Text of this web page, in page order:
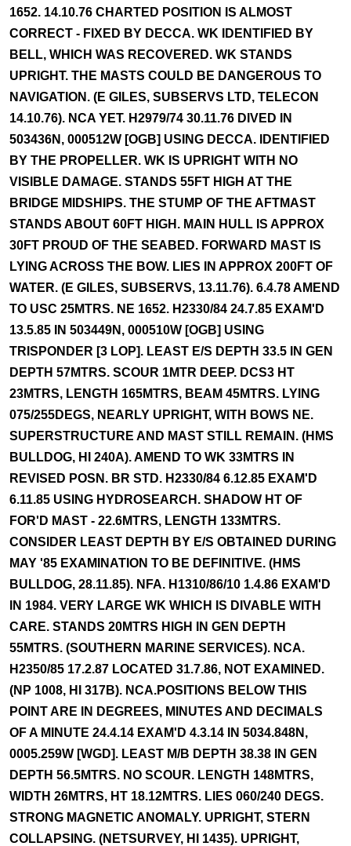
1652. 14.10.76 CHARTED POSITION IS ALMOST
CORRECT - FIXED BY DECCA. WK IDENTIFIED BY
BELL, WHICH WAS RECOVERED. WK STANDS
UPRIGHT. THE MASTS COULD BE DANGEROUS TO
NAVIGATION. (E GILES, SUBSERVS LTD, TELECON
14.10.76). NCA YET. H2979/74 30.11.76 DIVED IN
503436N, 000512W [OGB] USING DECCA. IDENTIFIED
BY THE PROPELLER. WK IS UPRIGHT WITH NO
VISIBLE DAMAGE. STANDS 55FT HIGH AT THE
BRIDGE MIDSHIPS. THE STUMP OF THE AFTMAST
STANDS ABOUT 60FT HIGH. MAIN HULL IS APPROX
30FT PROUD OF THE SEABED. FORWARD MAST IS
LYING ACROSS THE BOW. LIES IN APPROX 200FT OF
WATER. (E GILES, SUBSERVS, 13.11.76). 6.4.78 AMEND
TO USC 25MTRS. NE 1652. H2330/84 24.7.85 EXAM'D
13.5.85 IN 503449N, 000510W [OGB] USING
TRISPONDER [3 LOP]. LEAST E/S DEPTH 33.5 IN GEN
DEPTH 57MTRS. SCOUR 1MTR DEEP. DCS3 HT
23MTRS, LENGTH 165MTRS, BEAM 45MTRS. LYING
075/255DEGS, NEARLY UPRIGHT, WITH BOWS NE.
SUPERSTRUCTURE AND MAST STILL REMAIN. (HMS
BULLDOG, HI 240A). AMEND TO WK 33MTRS IN
REVISED POSN. BR STD. H2330/84 6.12.85 EXAM'D
6.11.85 USING HYDROSEARCH. SHADOW HT OF
FOR'D MAST - 22.6MTRS, LENGTH 133MTRS.
CONSIDER LEAST DEPTH BY E/S OBTAINED DURING
MAY '85 EXAMINATION TO BE DEFINITIVE. (HMS
BULLDOG, 28.11.85). NFA. H1310/86/10 1.4.86 EXAM'D
IN 1984. VERY LARGE WK WHICH IS DIVABLE WITH
CARE. STANDS 20MTRS HIGH IN GEN DEPTH
55MTRS. (SOUTHERN MARINE SERVICES). NCA.
H2350/85 17.2.87 LOCATED 31.7.86, NOT EXAMINED.
(NP 1008, HI 317B). NCA.POSITIONS BELOW THIS
POINT ARE IN DEGREES, MINUTES AND DECIMALS
OF A MINUTE 24.4.14 EXAM'D 4.3.14 IN 5034.848N,
0005.259W [WGD]. LEAST M/B DEPTH 38.38 IN GEN
DEPTH 56.5MTRS. NO SCOUR. LENGTH 148MTRS,
WIDTH 26MTRS, HT 18.12MTRS. LIES 060/240 DEGS.
STRONG MAGNETIC ANOMALY. UPRIGHT, STERN
COLLAPSING. (NETSURVEY, HI 1435). UPRIGHT,